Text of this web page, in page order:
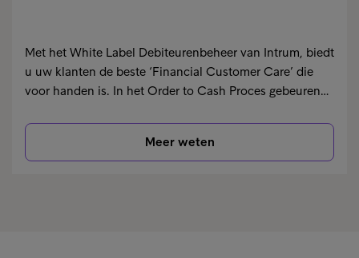
Met het White Label Debiteurenbeheer van Intrum, biedt
u uw klanten de beste ‘Financial Customer Care’ die
voor handen is. In het Order to Cash Proces gebeuren…
Meer weten